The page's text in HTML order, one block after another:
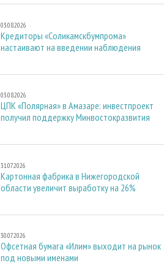
03.08.2026
Кредиторы «Соликамскбумпрома»
настаивают на введении наблюдения
03.08.2026
ЦПК «Полярная» в Амазаре: инвестпроект
получил поддержку Минвостокразвития
31.07.2026
Картонная фабрика в Нижегородской
области увеличит выработку на 26%
30.07.2026
Офсетная бумага «Илим» выходит на рынок
под новыми именами